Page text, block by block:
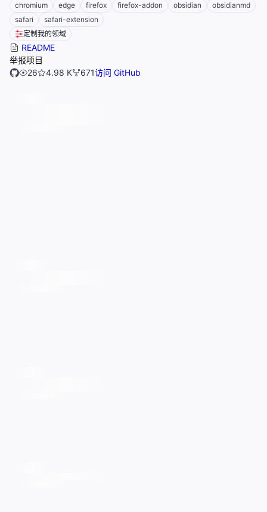
chromium
edge firefox firefox-addon obsidian
obsidianmd
safari
safari-extension
定制我的领域
README
举报项目
26
4.98 K 671访问 GitHub